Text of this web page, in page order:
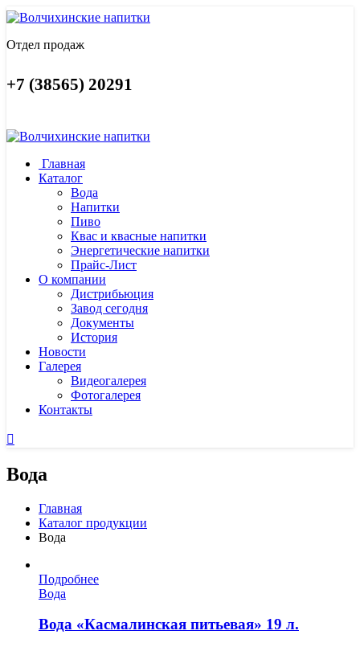
Отдел продаж
+7 (38565) 20291
Главная
Каталог
Вода
Напитки
Пиво
Квас и квасные напитки
Энергетические напитки
Прайс-Лист
О компании
Дистрибьюция
Завод сегодня
Документы
История
Новости
Галерея
Видеогалерея
Фотогалерея
Контакты
Вода
Главная
Каталог продукции
Вода
Подробнее
Вода
Вода «Касмалинская питьевая» 19 л.